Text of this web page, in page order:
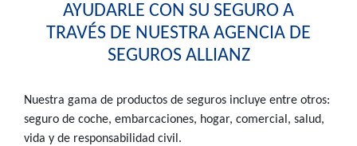
AYUDARLE CON SU SEGURO A
TRAVÉS DE NUESTRA AGENCIA DE
SEGUROS ALLIANZ
Nuestra gama de productos de seguros incluye entre otros:
seguro de coche, embarcaciones, hogar, comercial, salud,
vida y de responsabilidad civil.